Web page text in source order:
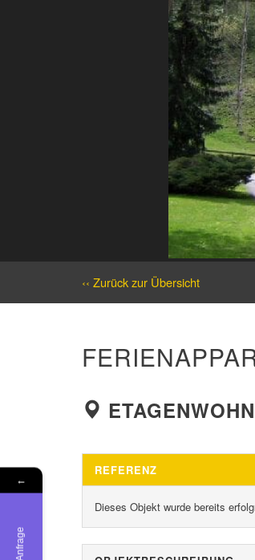
‹‹ Zurück zur Übersicht
REFERENZ
Dieses Objekt wurde bereits
←
Anfrage